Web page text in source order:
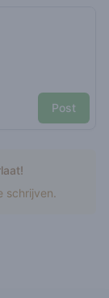
Post
schrijven.